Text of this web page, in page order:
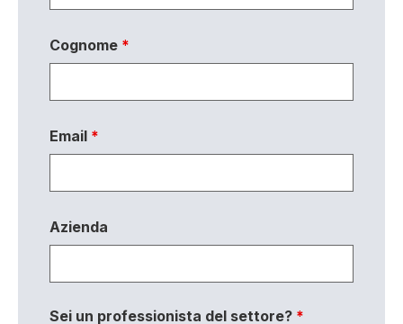
Cognome *
Email *
Azienda
Sei un professionista del settore? *